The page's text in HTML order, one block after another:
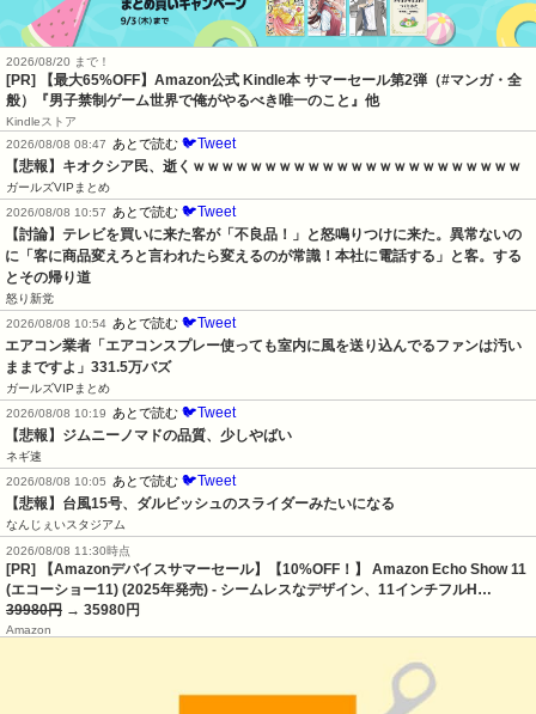
2026/08/20 まで！
[PR]
【最大65%OFF】Amazon公式 Kindle本 サマーセール第2弾（#マンガ・全
般）『男子禁制ゲーム世界で俺がやるべき唯一のこと』他
Kindleストア
2026/08/08 08:47
あとで読む 🐦Tweet
【悲報】キオクシア民、逝くｗｗｗｗｗｗｗｗｗｗｗｗｗｗｗｗｗｗｗｗｗｗｗ
ガールズVIPまとめ
2026/08/08 10:57
あとで読む 🐦Tweet
【討論】テレビを買いに来た客が「不良品！」と怒鳴りつけに来た。異常ないの
に「客に商品変えろと言われたら変えるのが常識！本社に電話する」と客。する
とその帰り道
怒り新党
2026/08/08 10:54 あとで読む 🐦Tweet
エアコン業者「エアコンスプレー使っても室内に風を送り込んでるファンは汚い
ままですよ」331.5万バズ
ガールズVIPまとめ
2026/08/08 10:19
あとで読む 🐦Tweet
【悲報】ジムニーノマドの品質、少しやばい
ネギ速
2026/08/08 10:05
あとで読む 🐦Tweet
【悲報】台風15号、ダルビッシュのスライダーみたいになる
なんじぇいスタジアム
2026/08/08 11:30時点
[PR] 【Amazonデバイスサマーセール】【10%OFF！】 Amazon Echo Show 11
(エコーショー11) (2025年発売) - シームレスなデザイン、11インチフルH…
39980円 → 35980円
Amazon